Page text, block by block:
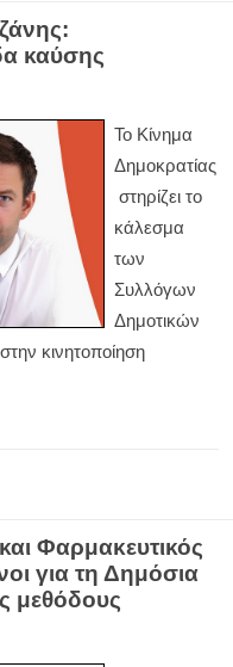
καύσης
Το Κίνημα
Δημοκρατίας
στηρίζει το
κάλεσμα
των
Συλλόγων
Δημοτικών
κινητοποίηση
Φαρμακευτικός
για τη Δημόσια
μεθόδους